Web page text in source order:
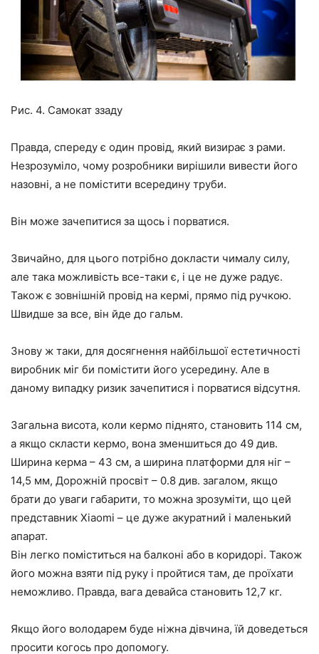
Рис. 4. Самокат ззаду
Правда, спереду є один провід, який визирає з рами.
Незрозуміло, чому розробники вирішили вивести його
назовні, а не помістити всередину труби.
Він може зачепитися за щось і порватися.
Звичайно, для цього потрібно докласти чималу силу,
але така можливість все-таки є, і це не дуже радує.
Також є зовнішній провід на кермі, прямо під ручкою.
Швидше за все, він йде до гальм.
Знову ж таки, для досягнення найбільшої естетичності
виробник міг би помістити його усередину. Але в
даному випадку ризик зачепитися і порватися відсутня.
Загальна висота, коли кермо піднято, становить 114 см,
а якщо скласти кермо, вона зменшиться до 49 див.
Ширина керма – 43 см, а ширина платформи для ніг –
14,5 мм, Дорожній просвіт – 0.8 див. загалом, якщо
брати до уваги габарити, то можна зрозуміти, що цей
представник Xiaomi – це дуже акуратний і маленький
апарат.
Він легко поміститься на балконі або в коридорі. Також
його можна взяти під руку і пройтися там, де проїхати
неможливо. Правда, вага девайса становить 12,7 кг.
Якщо його володарем буде ніжна дівчина, їй доведеться
просити когось про допомогу.